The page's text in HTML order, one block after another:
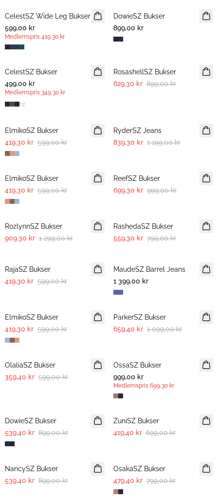
MEDLEMSTILBUD
CelestSZ Wide Leg Bukser
599,00 kr
Medlemspris 419,30 kr
DowieSZ Bukser
899,00 kr
MEDLEMSTILBUD
CelestSZ Bukser
499,00 kr
Medlemspris 349,30 kr
+2
RosashellSZ Bukser
629,30 kr 899,00 kr
ElmikoSZ Bukser
419,30 kr 599,00 kr
RyderSZ Jeans
839,30 kr 1 199,00 kr
30%
ElmikoSZ Bukser
419,30 kr 599,00 kr
ReefSZ Bukser
699,30 kr 999,00 kr
30%
RozlynnSZ Bukser
909,30 kr 1 299,00 kr
RashedaSZ Bukser
559,30 kr 799,00 kr
RajaSZ Bukser
419,30 kr 599,00 kr
NYHET
MaudeSZ Barrel Jeans
1 399,00 kr
ElmikoSZ Bukser
419,30 kr 599,00 kr
-40%
ParkerSZ Bukser
659,40 kr 1 099,00 kr
-40%
OlaliaSZ Bukser
359,40 kr 599,00 kr
NYHET
MEDLEMSTILBUD
OssaSZ Bukser
999,00 kr
Medlemspris 699,30 kr
DowieSZ Bukser
539,40 kr 899,00 kr
-40%
ZuniSZ Bukser
419,40 kr 699,00 kr
-40%
NancySZ Bukser
539,40 kr 899,00 kr
OsakaSZ Bukser
479,40 kr 799,00 kr
-40%